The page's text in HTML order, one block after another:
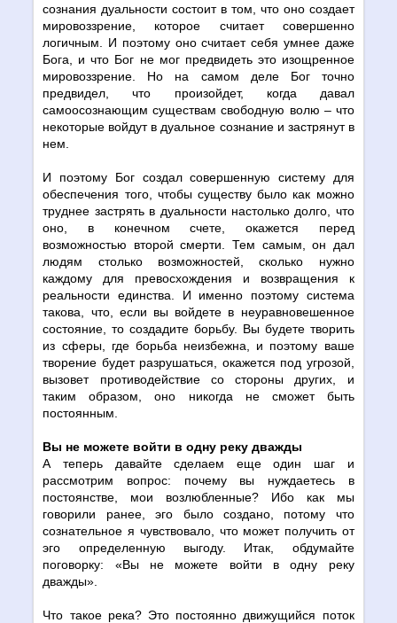
сознания дуальности состоит в том, что оно создает
мировоззрение, которое считает совершенно
логичным. И поэтому оно считает себя умнее даже
Бога, и что Бог не мог предвидеть это изощренное
мировоззрение. Но на самом деле Бог точно
предвидел, что произойдет, когда давал
самоосознающим существам свободную волю – что
некоторые войдут в дуальное сознание и застрянут в
нем.
И поэтому Бог создал совершенную систему для
обеспечения того, чтобы существу было как можно
труднее застрять в дуальности настолько долго, что
оно, в конечном счете, окажется перед
возможностью второй смерти. Тем самым, он дал
людям столько возможностей, сколько нужно
каждому для превосхождения и возвращения к
реальности единства. И именно поэтому система
такова, что, если вы войдете в неуравновешенное
состояние, то создадите борьбу. Вы будете творить
из сферы, где борьба неизбежна, и поэтому ваше
творение будет разрушаться, окажется под угрозой,
вызовет противодействие со стороны других, и
таким образом, оно никогда не сможет быть
постоянным.
Вы не можете войти в одну реку дважды
А теперь давайте сделаем еще один шаг и
рассмотрим вопрос: почему вы нуждаетесь в
постоянстве, мои возлюбленные? Ибо как мы
говорили ранее, эго было создано, потому что
сознательное я чувствовало, что может получить от
эго определенную выгоду. Итак, обдумайте
поговорку: «Вы не можете войти в одну реку
дважды».
Что такое река? Это постоянно движущийся поток